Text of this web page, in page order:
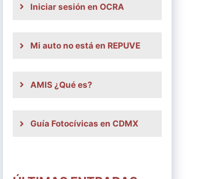
Iniciar sesión en OCRA
Mi auto no está en REPUVE
AMIS ¿Qué es?
Guía Fotocívicas en CDMX